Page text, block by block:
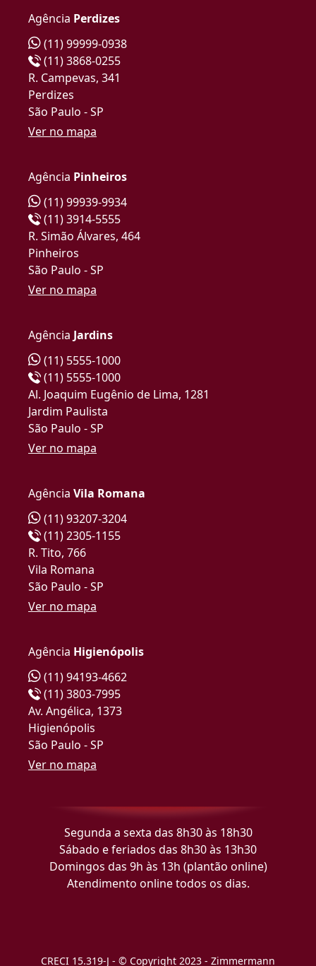
Agência Perdizes
(11) 99999-0938
(11) 3868-0255
R. Campevas, 341
Perdizes
São Paulo - SP
Ver no mapa
Agência Pinheiros
(11) 99939-9934
(11) 3914-5555
R. Simão Álvares, 464
Pinheiros
São Paulo - SP
Ver no mapa
Agência Jardins
(11) 5555-1000
(11) 5555-1000
Al. Joaquim Eugênio de Lima, 1281
Jardim Paulista
São Paulo - SP
Ver no mapa
Agência Vila Romana
(11) 93207-3204
(11) 2305-1155
R. Tito, 766
Vila Romana
São Paulo - SP
Ver no mapa
Agência Higienópolis
(11) 94193-4662
(11) 3803-7995
Av. Angélica, 1373
Higienópolis
São Paulo - SP
Ver no mapa
Segunda a sexta das 8h30 às 18h30
Sábado e feriados das 8h30 às 13h30
Domingos das 9h às 13h (plantão online)
Atendimento online todos os dias.
CRECI 15.319-J - © Copyright 2023 - Zimmermann